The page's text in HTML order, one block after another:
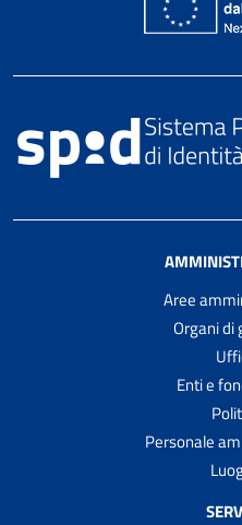
Aree
Organi di
Enti e
Personale